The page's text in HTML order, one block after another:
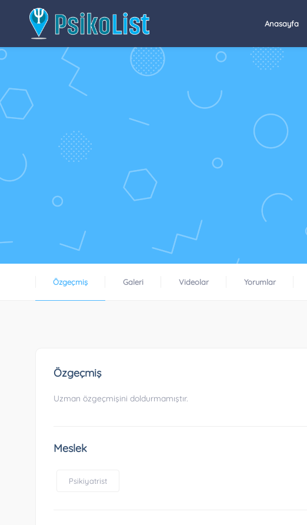
Anasayfa
Özgeçmiş Galeri Videolar Yorumlar
Özgeçmiş
Uzman özgeçmişini doldurmamıştır.
Meslek
Psikiyatrist